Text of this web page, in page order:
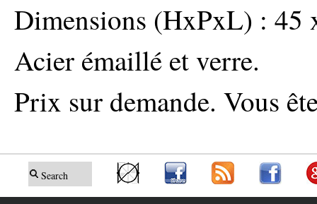
Dimensions (HxPxL) : 45
Acier émaillé et verre.
Prix sur demande. Vous